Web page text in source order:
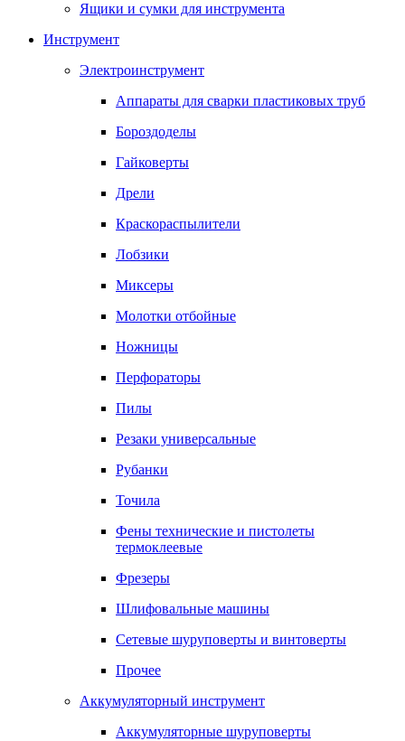
Ящики и сумки для инструмента
Инструмент
Электроинструмент
Аппараты для сварки пластиковых труб
Бороздоделы
Гайковерты
Дрели
Краскораспылители
Лобзики
Миксеры
Молотки отбойные
Ножницы
Перфораторы
Пилы
Резаки универсальные
Рубанки
Точила
Фены технические и пистолеты
термоклеевые
Фрезеры
Шлифовальные машины
Сетевые шуруповерты и винтоверты
Прочее
Аккумуляторный инструмент
Аккумуляторные шуруповерты